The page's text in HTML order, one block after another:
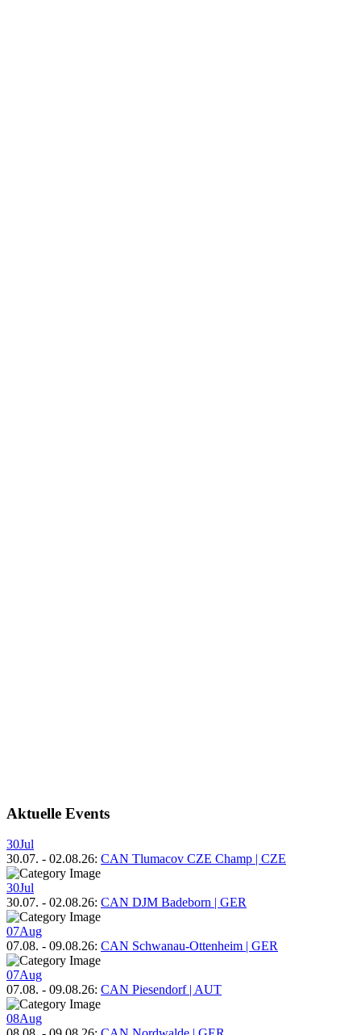
Aktuelle Events
30Jul
30.07. - 02.08.26: CAN Tlumacov CZE Champ | CZE
30Jul
30.07. - 02.08.26: CAN DJM Badeborn | GER
07Aug
07.08. - 09.08.26: CAN Schwanau-Ottenheim | GER
07Aug
07.08. - 09.08.26: CAN Piesendorf | AUT
08Aug